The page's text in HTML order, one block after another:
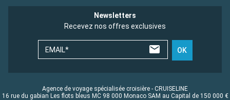
Newsletters
Recevez nos offres exclusives
EMAIL* OK
Agence de voyage spécialisée croisière - CRUISELINE
16 rue du gabian Les flots bleus MC 98 000 Monaco SAM au Capital de 150 000 €